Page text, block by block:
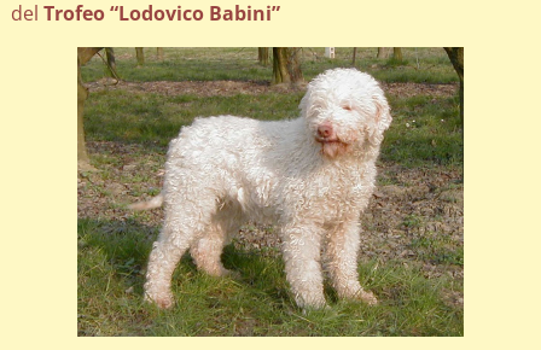
del Trofeo “Lodovico Babini”